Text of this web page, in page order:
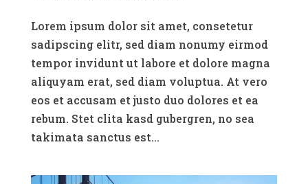
Lorem ipsum dolor sit amet, consetetur
sadipscing elitr, sed diam nonumy eirmod
tempor invidunt ut labore et dolore magna
aliquyam erat, sed diam voluptua. At vero
eos et accusam et justo duo dolores et ea
rebum. Stet clita kasd gubergren, no sea
takimata sanctus est...